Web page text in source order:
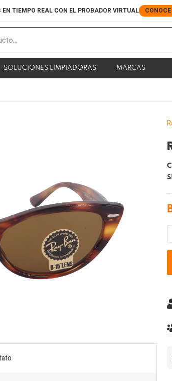
EN TIEMPO REAL CON EL PROBADOR VIRTUAL
SOLUCIONES LIMPIADORAS MARCAS